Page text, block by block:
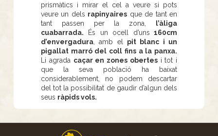
prismàtics i mirar el cel a veure si pots
veure un dels rapinyaires que de tant en
tant passen per la zona,
l’àliga
cuabarrada. És un ocell d’uns 160cm
d’envergadura , amb el pit blanc i un
pigallat marró del coll fins a la panxa.
Li agrada caçar en zones obertesi tot i
que la seva població ha baixat
considerablement, no podem descartar
del tot la possibilitat de gaudir d’algun dels
seus ràpids vols.